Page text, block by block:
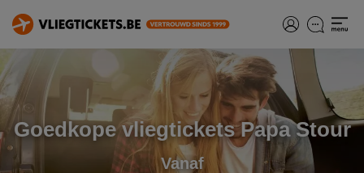
Goedkope vliegtickets Papa Stour
Vanaf